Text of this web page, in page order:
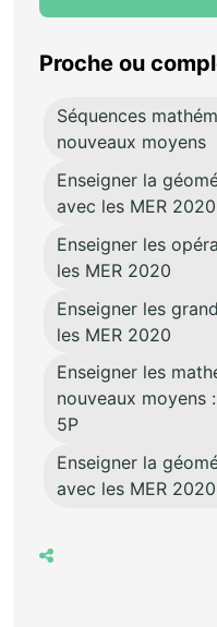
Proche ou
Séquences
nouveaux moyens
Enseigner la
avec les MER 2020
Enseigner les
les MER 2020
Enseigner les
les MER 2020
Enseigner les
nouveaux moyens
5P
Enseigner la
avec les MER 2020